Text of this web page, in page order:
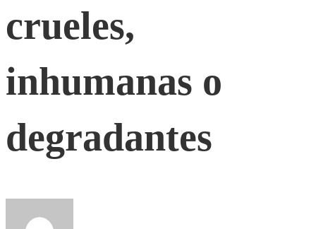
tratos
o
penas
crueles,
inhumanas
crueles,
inhumanas o
degradantes